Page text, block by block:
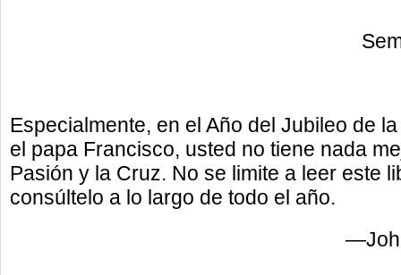
Especialmente, en el Año del Jubileo de
el papa Francisco, usted no tiene nada
Pasión y la Cruz. No se limite a leer este
consúltelo a lo largo de todo el año.